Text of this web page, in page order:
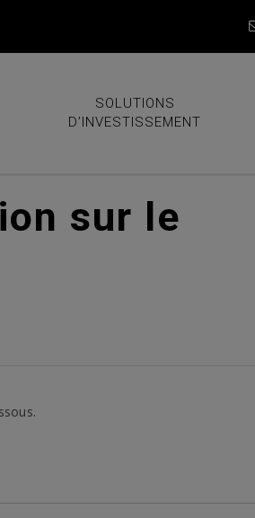
SOLUTIONS
D’INVESTISSEMENT
sur le